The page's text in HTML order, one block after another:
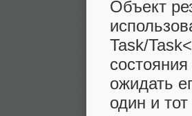
Объект
Task/
ожидать
один и